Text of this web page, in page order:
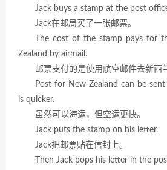
Jack buys a stamp at the post
Jack在邮局买了一张邮票。
The cost of the stamp pays for
Zealand by airmail.
邮票支付的是使用航空邮件去新西
Post for New Zealand can be
is quicker.
虽然可以海运，但空运更快。
Jack puts the stamp on his letter.
Jack把邮票贴在信封上。
Then Jack pops his letter in the